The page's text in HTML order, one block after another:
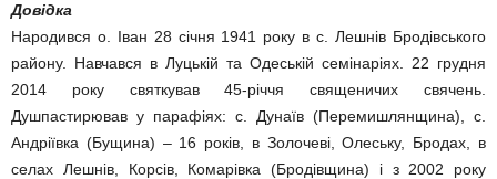
Довідка
Народився о. Іван 28 січня 1941 року в с. Лешнів Бродівського
району. Навчався в Луцькій та Одеській семінаріях. 22 грудня
2014 року святкував 45-річчя священичих свячень.
Душпастирював у парафіях: с. Дунаїв (Перемишлянщина), с.
Андріївка (Бущина) – 16 років, в Золочеві, Олеську, Бродах, в
селах Лешнів, Корсів, Комарівка (Бродівщина) і з 2002 року